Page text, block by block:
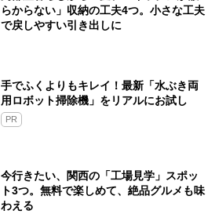
らからない」収納の工夫4つ。小さな工夫
で戻しやすい引き出しに
手でふくよりもキレイ！最新「水ぶき両
用ロボット掃除機」をリアルにお試し
PR
今行きたい、関西の「工場見学」スポッ
ト3つ。無料で楽しめて、絶品グルメも味
わえる